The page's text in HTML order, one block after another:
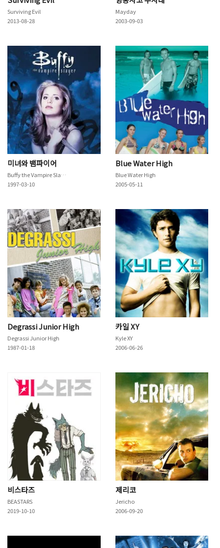
Surviving Evil
2013-08-28
Mayday
2003-09-03
미녀와 뱀파이어
Buffy the Vampire Slayer
1997-03-10
Blue Water High
Blue Water High
2005-05-11
Degrassi Junior High
Degrassi Junior High
1987-01-18
카일 XY
Kyle XY
2006-06-26
비스타즈
BEASTARS
2019-10-10
제리코
Jericho
2006-09-20